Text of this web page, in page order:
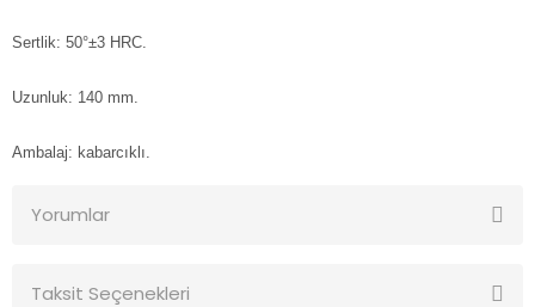
Sertlik: 50°±3 HRC.
Uzunluk: 140 mm.
Ambalaj: kabarcıklı.
Yorumlar
Taksit Seçenekleri